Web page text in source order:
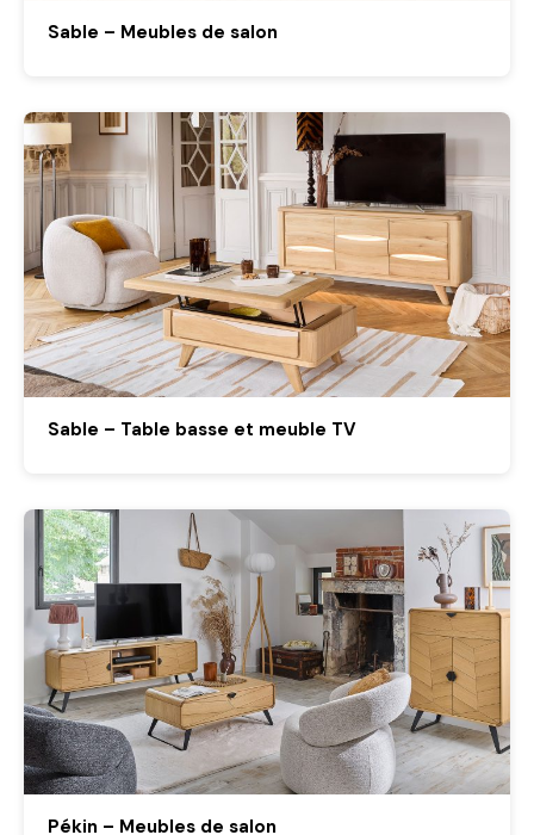
Sable – Meubles de salon
Sable – Table basse et meuble TV
Pékin – Meubles de salon